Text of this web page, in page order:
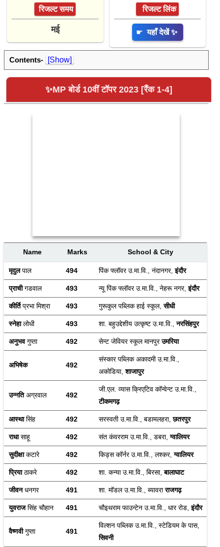
रिजल्ट समय
मई
रिजल्ट लिंक
☛यहाँ देखें ✨
Contents- [Show]
✨MP बोर्ड 10वीं टॉपर 2023 [रैंक 1-4]
Name Marks School & City
मृदुल पाल 494 पिंक फ्लॉवर उ.मा.वि., नंदानगर, इंदौर
प्राची गडवाल 493 न्यू पिंक फ्लॉवर उ.मा.वि., नेहरू नगर, इंदौर
कीर्ति प्रभा मिश्रा 493 गुरूकुल पब्लिक हाई स्कूल, सीधी
स्नेहा लोधी 493 शा. बहुउद्देशीय उत्कृष्ट उ.मा.वि., नरसिंहपुर
अनुभव गुप्ता 492 सेन्ट जेवियर स्कूल मानपुर उमरिया
अभिषेक 492
संस्कार पब्लिक अकादमी उ.मा.वि.,
अकोडिया, शाजापुर
उन्नति अग्रवाल 492
टीकमगढ़
आस्था सिंह 492 सरस्वती उ.मा.वि., बडामलहरा, छतरपुर
राधा साहू 492 संत कंवरराम उ.मा.वि., डबरा, ग्वालियर
सुदीक्षा कटारे 492 किड्स कॉर्नर उ.मा.वि., लश्कर, ग्वालियर
प्रिया ठाकरे 492 शा. कन्या उ.मा.वि., बिरसा, बालाघाट
जीवन धनगर 491 शा. मॉडल उ.मा.वि., ब्यावरा राजगढ़
युवराज सिंह चौहान 491 चौइथराम फाउन्टेन उ.मा.वि., धार रोड, इंदौर
वैष्णवी गुप्ता 491
सिवनी